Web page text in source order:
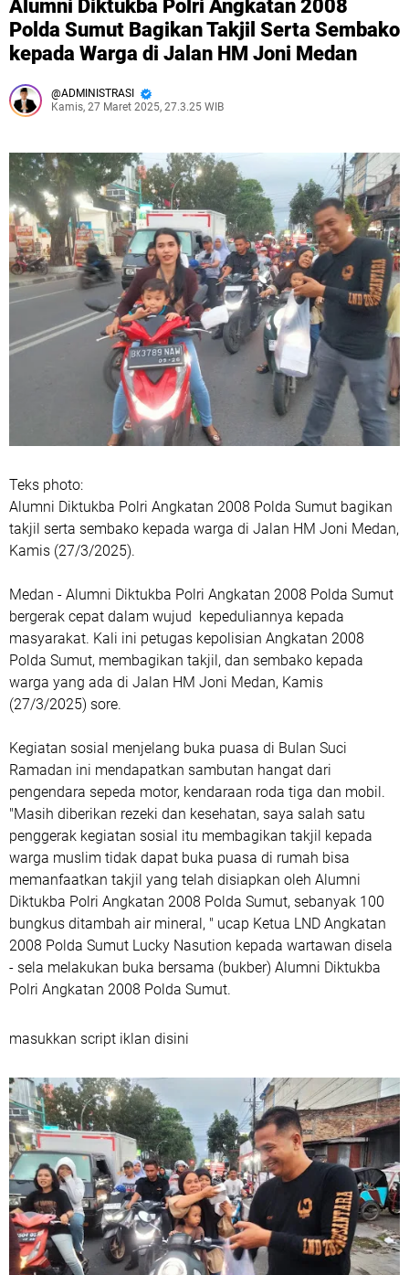
Alumni Diktukba Polri Angkatan 2008
Polda Sumut Bagikan Takjil Serta Sembako
kepada Warga di Jalan HM Joni Medan
ADMINISTRASI
Kamis, 27 Maret 2025, 27.3.25 WIB
Teks photo:
Alumni Diktukba Polri Angkatan 2008 Polda Sumut bagikan
takjil serta sembako kepada warga di Jalan HM Joni Medan,
Kamis (27/3/2025).
Medan - Alumni Diktukba Polri Angkatan 2008 Polda Sumut
bergerak cepat dalam wujud kepeduliannya kepada
masyarakat. Kali ini petugas kepolisian Angkatan 2008
Polda Sumut, membagikan takjil, dan sembako kepada
warga yang ada di Jalan HM Joni Medan, Kamis
(27/3/2025) sore.
Kegiatan sosial menjelang buka puasa di Bulan Suci
Ramadan ini mendapatkan sambutan hangat dari
pengendara sepeda motor, kendaraan roda tiga dan mobil.
"Masih diberikan rezeki dan kesehatan, saya salah satu
penggerak kegiatan sosial itu membagikan takjil kepada
warga muslim tidak dapat buka puasa di rumah bisa
memanfaatkan takjil yang telah disiapkan oleh Alumni
Diktukba Polri Angkatan 2008 Polda Sumut, sebanyak 100
bungkus ditambah air mineral, " ucap Ketua LND Angkatan
2008 Polda Sumut Lucky Nasution kepada wartawan disela
- sela melakukan buka bersama (bukber) Alumni Diktukba
Polri Angkatan 2008 Polda Sumut.
masukkan script iklan disini